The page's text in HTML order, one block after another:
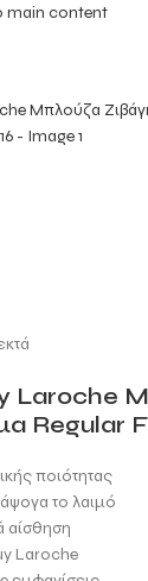
main content
Laroche
Regular
ποιότητας
το λαιμό
αίσθηση
Laroche